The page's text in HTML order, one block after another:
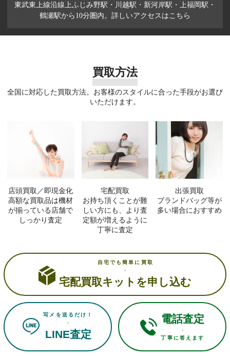
東武東上線沿線上ふじみ野駅・川越駅・新河岸駅・上福岡駅・
鶴瀬駅から10分圏内。詳しいアクセスはこちら
買取方法
全国に対応した買取方法。お客様のスタイルに合った手段がお選び
いただけます。
店頭買取／即現金化
高額な買取品は機材
が揃っている店舗で
しっかり査定
宅配買取
お持ち頂くことが難
しい方にも、より査
定額が増えるように
丁寧に査定
出張買取
ブランドバッグ等が
多い場合におすすめ
自宅でも簡単に買取
宅配買取キットを申し込む
写メを送るだけ！
LINE査定
電話査定
丁寧に答えます